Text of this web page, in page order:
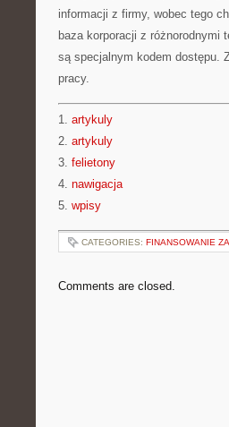
informacji z firmy, wobec tego
baza korporacji z różnorodnymi
są specjalnym kodem dostępu.
pracy.
1. artykuly
2. artykuly
3. felietony
4. nawigacja
5. wpisy
CATEGORIES: FINANSOWANIE
Comments are closed.